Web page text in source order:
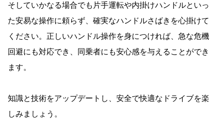
そしていかなる場合でも片手運転や内掛けハンドルといっ
た安易な操作に頼らず、確実なハンドルさばきを心掛けて
ください。正しいハンドル操作を身につければ、急な危機
回避にも対応でき、同乗者にも安心感を与えることができ
ます。
知識と技術をアップデートし、安全で快適なドライブを楽
しみましょう。